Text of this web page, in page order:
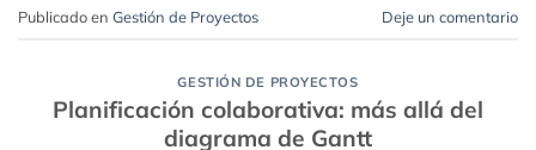
Publicado en Gestión de Proyectos Deje un comentario
GESTIÓN DE PROYECTOS
Planificación colaborativa: más allá del
diagrama de Gantt